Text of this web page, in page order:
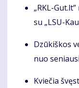
„RKL-
su „LSU-
Dzū­kiš­kos
nuo
Kviečia